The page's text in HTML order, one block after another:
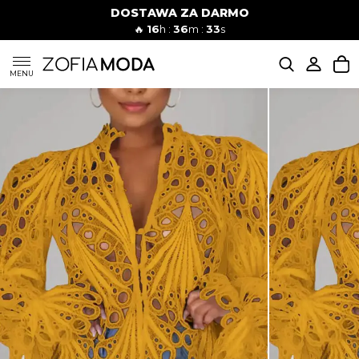
DOSTAWA ZA DARMO
🔥 16h : 36m : 32s
MENU
SUKIENKI
JEANSY
SZORTY
MODA PLAŻOWA
BLUZKI